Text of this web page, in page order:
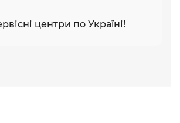
центри по Україні!